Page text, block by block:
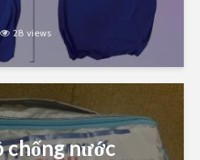
28 views
nước